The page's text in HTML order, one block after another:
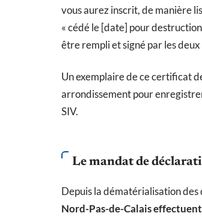
vous aurez inscrit, de manière
« cédé le [date] pour
être rempli et signé par les
Un exemplaire de ce certificat
arrondissement pour
SIV.
Le mandat de
Depuis la dématérialisation
Nord-Pas-de-Calais